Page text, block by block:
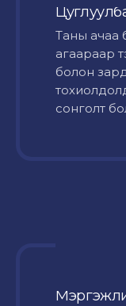
Таны ачаа
агаараар
болон
сонголт